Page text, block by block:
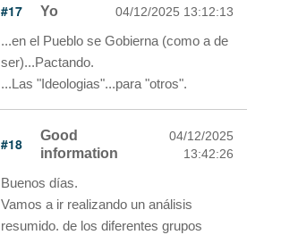
#17 Yo 04/12/2025 13:12:13
...en el Pueblo se Gobierna (como a de
ser)...Pactando.
...Las "Ideologias"...para "otros".
#18
Good
information
04/12/2025
13:42:26
Buenos días.
Vamos a ir realizando un análisis
resumido. de los diferentes grupos